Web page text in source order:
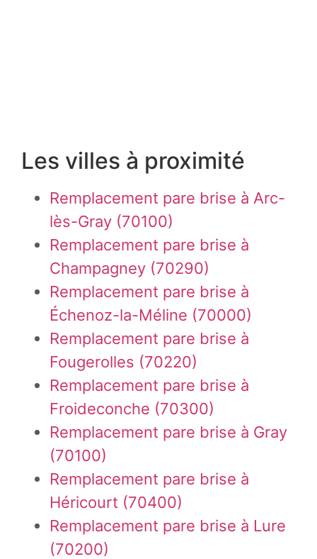
Les villes à proximité
Remplacement pare brise à Arc-
lès-Gray (70100)
Remplacement pare brise à
Champagney (70290)
Remplacement pare brise à
Échenoz-la-Méline (70000)
Remplacement pare brise à
Fougerolles (70220)
Remplacement pare brise à
Froideconche (70300)
Remplacement pare brise à Gray
(70100)
Remplacement pare brise à
Héricourt (70400)
Remplacement pare brise à Lure
(70200)